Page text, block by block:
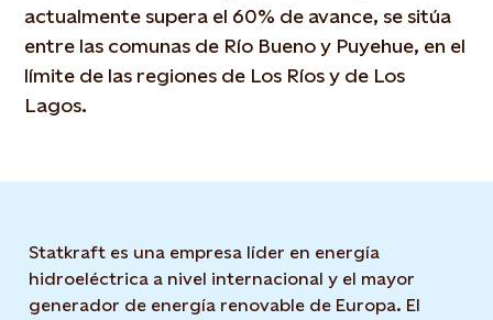
actualmente supera el 60% de avance, se sitúa
entre las comunas de Río Bueno y Puyehue, en el
límite de las regiones de Los Ríos y de Los
Lagos.
Statkraft es una empresa líder en energía
hidroeléctrica a nivel internacional y el mayor
generador de energía renovable de Europa. El